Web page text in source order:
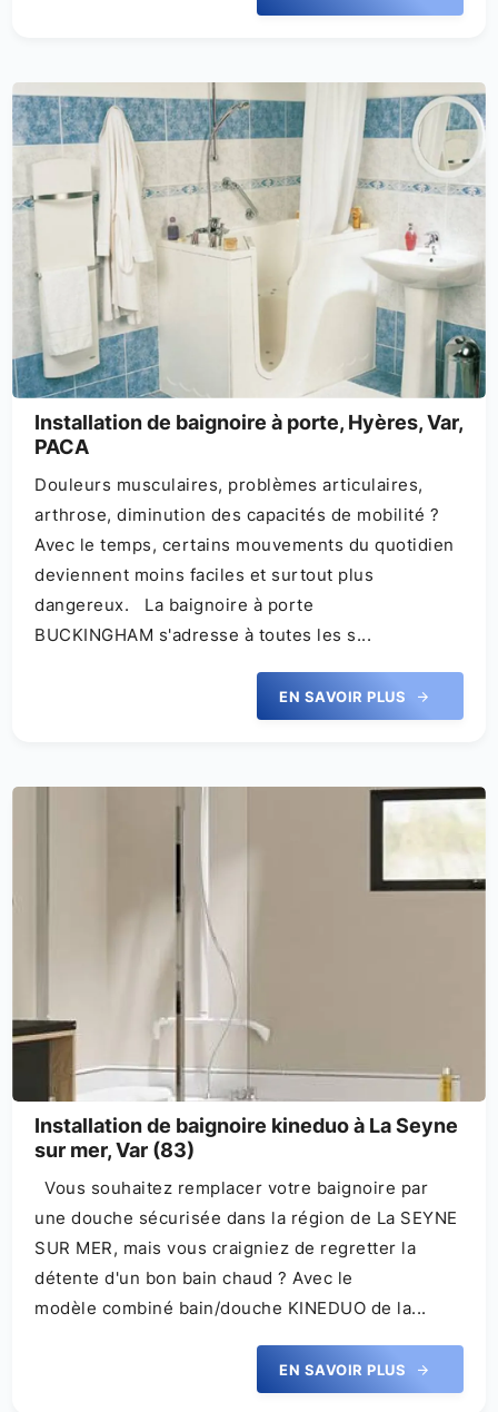
Installation de baignoire à porte, Hyères, Var,
PACA
Douleurs musculaires, problèmes articulaires,
arthrose, diminution des capacités de mobilité ?
Avec le temps, certains mouvements du quotidien
deviennent moins faciles et surtout plus
dangereux. La baignoire à porte
BUCKINGHAM s'adresse à toutes les s...
EN SAVOIR PLUS
Installation de baignoire kineduo à La Seyne
sur mer, Var (83)
Vous souhaitez remplacer votre baignoire par
une douche sécurisée dans la région de La SEYNE
SUR MER, mais vous craigniez de regretter la
détente d'un bon bain chaud ? Avec le
modèle combiné bain/douche KINEDUO de la...
EN SAVOIR PLUS